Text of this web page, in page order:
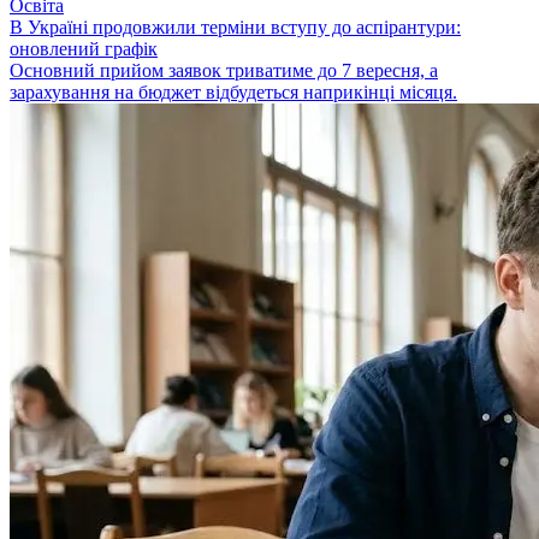
Освіта
В Україні продовжили терміни вступу до аспірантури:
оновлений графік
Основний прийом заявок триватиме до 7 вересня, а
зарахування на бюджет відбудеться наприкінці місяця.